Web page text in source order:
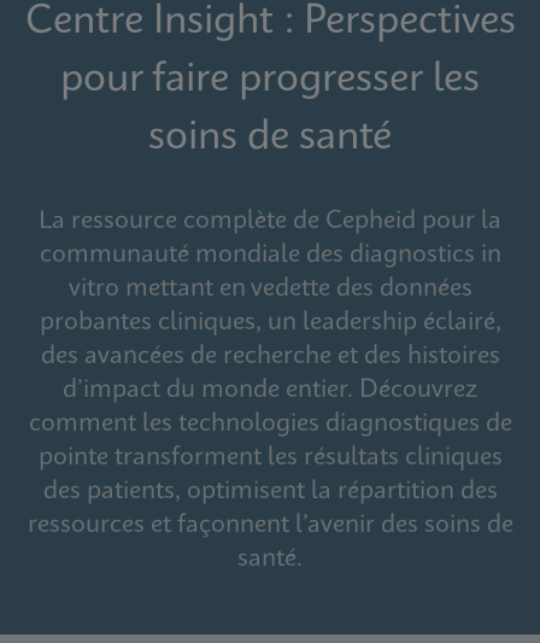
Centre Insight : Perspectives
pour faire progresser les
soins de santé
La ressource complète de Cepheid pour la
communauté mondiale des diagnostics in
vitro mettant en vedette des données
probantes cliniques, un leadership éclairé,
des avancées de recherche et des histoires
d’impact du monde entier. Découvrez
comment les technologies diagnostiques de
pointe transforment les résultats cliniques
des patients, optimisent la répartition des
ressources et façonnent l’avenir des soins de
santé.